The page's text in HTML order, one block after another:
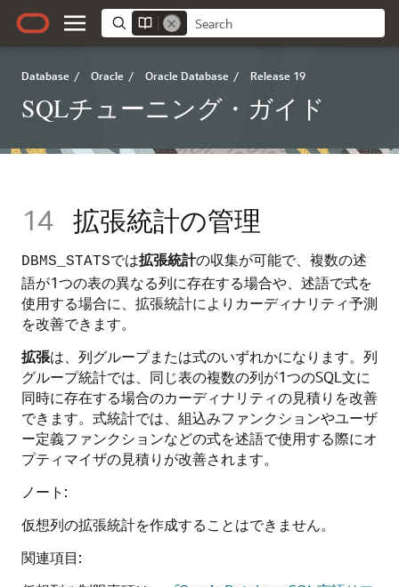
Database / Oracle / Oracle Database / Release 19
SQLチューニング・ガイド
14 拡張統計の管理
DBMS_STATSでは拡張統計の収集が可能で、複数の述
語が1つの表の異なる列に存在する場合や、述語で式を
使用する場合に、拡張統計によりカーディナリティ予測
を改善できます。
拡張は、列グループまたは式のいずれかになります。列
グループ統計では、同じ表の複数の列が1つのSQL文に
同時に存在する場合のカーディナリティの見積りを改善
できます。式統計では、組込みファンクションやユーザ
ー定義ファンクションなどの式を述語で使用する際にオ
プティマイザの見積りが改善されます。
ノート:
仮想列の拡張統計を作成することはできません。
関連項目: